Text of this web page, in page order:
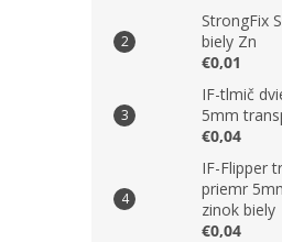
StrongFix
biely Zn
€0,01
IF-tlmič
5mm
€0,04
IF-Flipper
priemr
zinok biely
€0,04